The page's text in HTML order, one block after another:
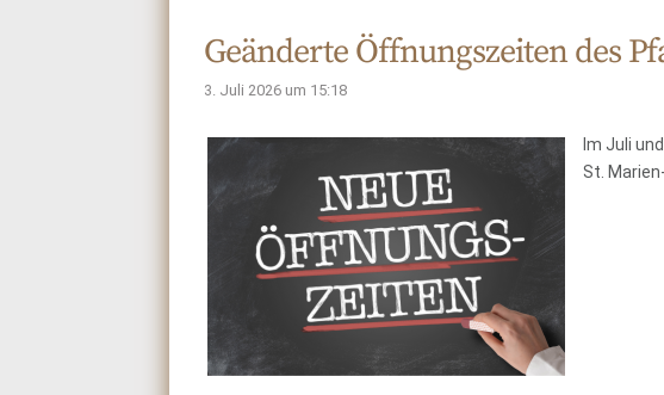
Geänderte Öffnungszeiten des
3. Juli 2026 um 15:18
Im Juli
St.